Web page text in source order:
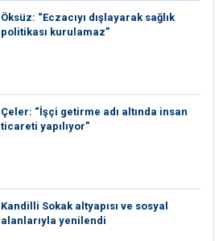
Öksüz: “Eczacıyı dışlayarak sağlık
politikası kurulamaz”
Çeler: “İşçi getirme adı altında insan
ticareti yapılıyor”
Kandilli Sokak altyapısı ve sosyal
alanlarıyla yenilendi